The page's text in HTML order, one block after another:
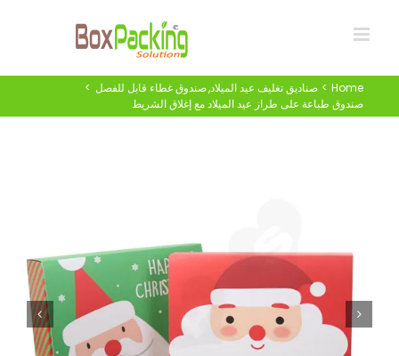
Home صناديق تغليف عيد الميلاد صندوق غطاء قابل للفصل
صندوق طباعة على طراز عيد الميلاد مع إغلاق الشريط